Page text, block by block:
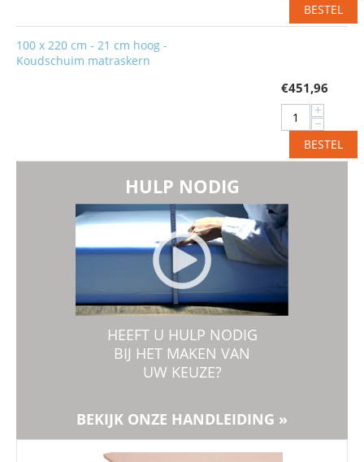
BESTEL
100 x 220 cm - 21 cm hoog -
Koudschuim matraskern
€451,96
+
−
BESTEL
HULP NODIG
HEEFT U HULP NODIG
BIJ HET MAKEN VAN
UW KEUZE?
BEKIJK ONZE HANDLEIDING »